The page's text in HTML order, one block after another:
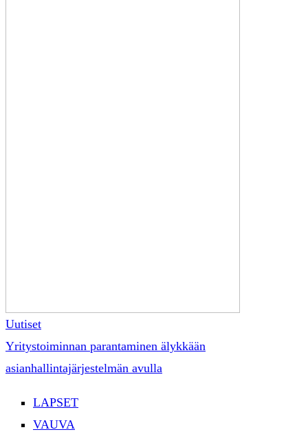
Uutiset
Yritystoiminnan parantaminen älykkään
asianhallintajärjestelmän avulla
LAPSET
VAUVA